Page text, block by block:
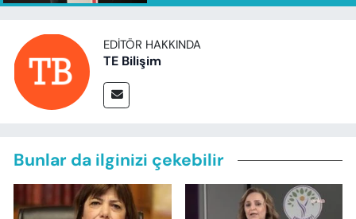
EDITÖR HAKKINDA
TE Bilişim
Bunlar da ilginizi çekebilir